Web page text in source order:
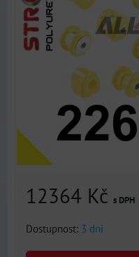
12364 Kč s DPH
Dostupnost: 3 dni